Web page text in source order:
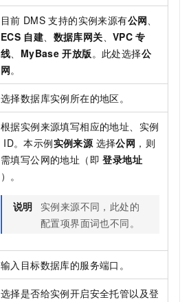
目前 DMS 支持的实例来源有公网、
ECS 自建、 数据库网关、VPC 专
线、 MyBase 开放版。此处选择公
网。
选择数据库实例所在的地区。
根据实例来源填写相应的地址、实例
ID。本示例实例来源选择公网 ，则
需填写公网的地址（即 登录地址
）。
说明
实例来源不同，此处的
配置项界面词也不同。
输入目标数据库的服务端口。
选择是否给实例开启安全托管以及登